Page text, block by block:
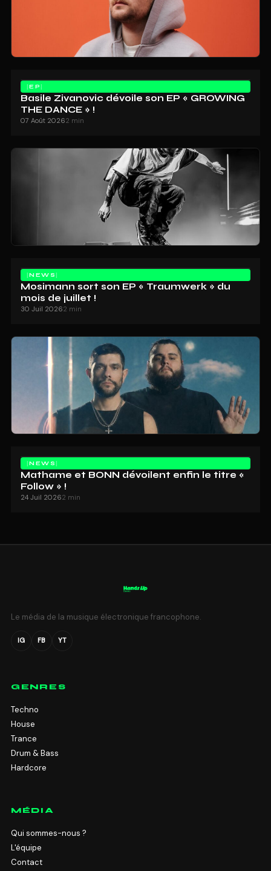
EP
Basile Zivanovic dévoile son EP « GROWING
THE DANCE » !
07 Août 20262 min
NEWS
Mosimann sort son EP « Traumwerk » du
mois de juillet !
30 Juil 20262 min
NEWS
Mathame et BONN dévoilent enfin le titre «
Follow » !
24 Juil 20262 min
Le média de la musique électronique francophone.
IG FB YT
GENRES
Techno
House
Trance
Drum & Bass
Hardcore
MÉDIA
Qui sommes-nous ?
L'équipe
Contact